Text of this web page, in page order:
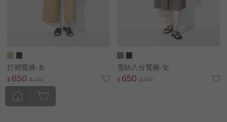
打褶寬褲-女
$ 650 $ 690
雪紡八分寬褲-女
$ 650 $ 790